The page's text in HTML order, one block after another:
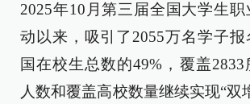
2025年10月第三届全国大学生
动以来，吸引了2055万名学子
国在校生总数的49%，覆盖2833
人数和覆盖高校数量继续实现“双